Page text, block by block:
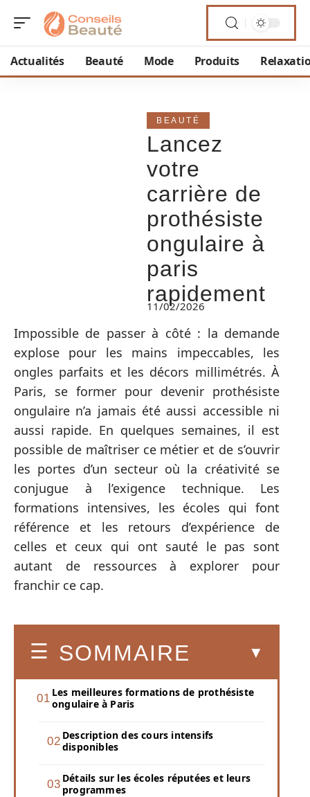
Actualités Beauté Mode Produits
BEAUTÉ
Lancez
votre
carrière de
prothésiste
ongulaire à
paris
rapidement
11/02/2026
Impossible de passer à côté : la demande
explose pour les mains impeccables, les
ongles parfaits et les décors millimétrés. À
Paris, se former pour devenir prothésiste
ongulaire n’a jamais été aussi accessible ni
aussi rapide. En quelques semaines, il est
possible de maîtriser ce métier et de s’ouvrir
les portes d’un secteur où la créativité se
conjugue à l’exigence technique. Les
formations intensives, les écoles qui font
référence et les retours d’expérience de
celles et ceux qui ont sauté le pas sont
autant de ressources à explorer pour
franchir ce cap.
SOMMAIRE
Les meilleures formations de prothésiste
ongulaire à Paris
Description des cours intensifs
disponibles
Détails sur les écoles réputées et leurs
programmes